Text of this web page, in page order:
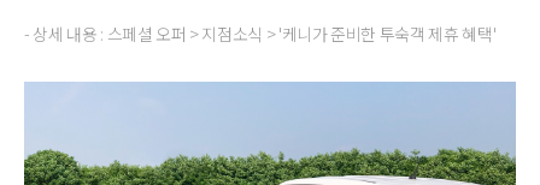
- 상세 내용 : 스페셜 오퍼 > 지점소식 > '케니가 준비한 투숙객 제휴 혜택'